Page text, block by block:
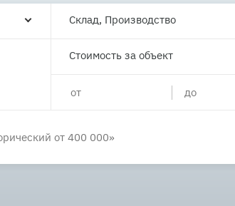
Склад, Производство
Стоимость за объект